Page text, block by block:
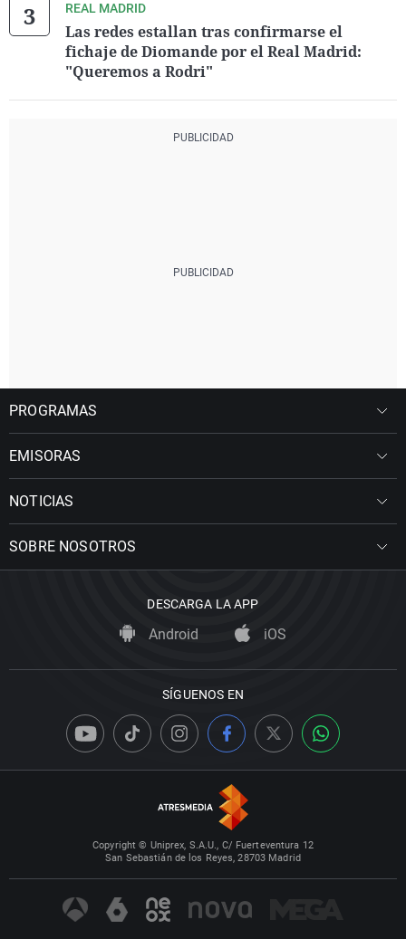
REAL MADRID
Las redes estallan tras confirmarse el
fichaje de Diomande por el Real Madrid:
"Queremos a Rodri"
PROGRAMAS
EMISORAS
NOTICIAS
SOBRE NOSOTROS
DESCARGA LA APP
Android iOS
SÍGUENOS EN
Copyright © Uniprex, S.A.U., C/ Fuerteventura 12
San Sebastián de los Reyes, 28703 Madrid